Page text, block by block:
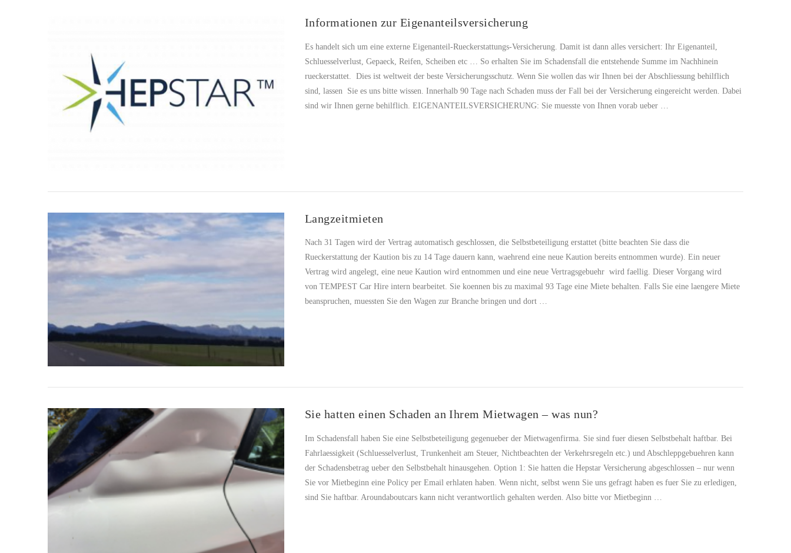
Informationen zur Eigenanteilsversicherung
Es handelt sich um eine externe Eigenanteil-Rueckerstattungs-Versicherung. Damit ist dann alles versichert: Ihr Eigenanteil,
Schluesselverlust, Gepaeck, Reifen, Scheiben etc … So erhalten Sie im Schadensfall die entstehende Summe im Nachhinein
rueckerstattet. Dies ist weltweit der beste Versicherungsschutz. Wenn Sie wollen das wir Ihnen bei der Abschliessung behilflich
sind, lassen Sie es uns bitte wissen. Innerhalb 90 Tage nach Schaden muss der Fall bei der Versicherung eingereicht werden. Dabei
sind wir Ihnen gerne behilflich. EIGENANTEILSVERSICHERUNG: Sie muesste von Ihnen vorab ueber …
Langzeitmieten
Nach 31 Tagen wird der Vertrag automatisch geschlossen, die Selbstbeteiligung erstattet (bitte beachten Sie dass die
Rueckerstattung der Kaution bis zu 14 Tage dauern kann, waehrend eine neue Kaution bereits entnommen wurde). Ein neuer
Vertrag wird angelegt, eine neue Kaution wird entnommen und eine neue Vertragsgebuehr wird faellig. Dieser Vorgang wird
von TEMPEST Car Hire intern bearbeitet. Sie koennen bis zu maximal 93 Tage eine Miete behalten. Falls Sie eine laengere Miete
beanspruchen, muessten Sie den Wagen zur Branche bringen und dort …
Sie hatten einen Schaden an Ihrem Mietwagen – was nun?
Im Schadensfall haben Sie eine Selbstbeteiligung gegenueber der Mietwagenfirma. Sie sind fuer diesen Selbstbehalt haftbar. Bei
Fahrlaessigkeit (Schluesselverlust, Trunkenheit am Steuer, Nichtbeachten der Verkehrsregeln etc.) und Abschleppgebuehren kann
der Schadensbetrag ueber den Selbstbehalt hinausgehen. Option 1: Sie hatten die Hepstar Versicherung abgeschlossen – nur wenn
Sie vor Mietbeginn eine Policy per Email erhlaten haben. Wenn nicht, selbst wenn Sie uns gefragt haben es fuer Sie zu erledigen,
sind Sie haftbar. Aroundaboutcars kann nicht verantwortlich gehalten werden. Also bitte vor Mietbeginn …